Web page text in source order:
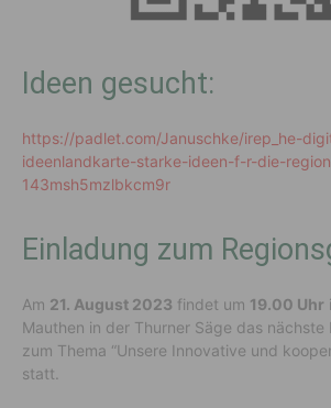
Ideen gesucht:
https://padlet.com/Januschke/irep_he-
ideenlandkarte-starke-ideen-f-r-die-
143msh5mzlbkcm9r
Einladung zum
Am 21. August 2023 findet um 19.00 Uhr
Mauthen in der Thurner Säge das nächste
zum Thema “Unsere Innovative und
statt.